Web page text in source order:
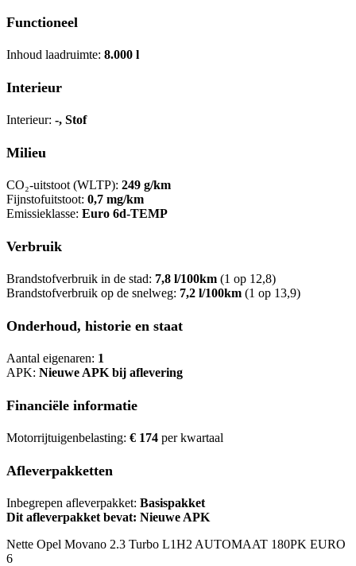
Functioneel
Inhoud laadruimte: 8.000 l
Interieur
Interieur: -, Stof
Milieu
CO₂-uitstoot (WLTP): 249 g/km
Fijnstofuitstoot: 0,7 mg/km
Emissieklasse: Euro 6d-TEMP
Verbruik
Brandstofverbruik in de stad: 7,8 l/100km (1 op 12,8)
Brandstofverbruik op de snelweg: 7,2 l/100km (1 op 13,9)
Onderhoud, historie en staat
Aantal eigenaren: 1
APK: Nieuwe APK bij aflevering
Financiële informatie
Motorrijtuigenbelasting: € 174 per kwartaal
Afleverpakketten
Inbegrepen afleverpakket: Basispakket
Dit afleverpakket bevat: Nieuwe APK
Nette Opel Movano 2.3 Turbo L1H2 AUTOMAAT 180PK EURO
6